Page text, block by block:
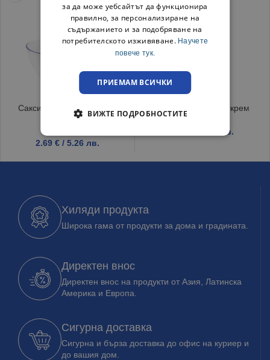
Саксия за орхидея Coubi
прозрачна
2.69 € / 5.26 лв.
Саксия Sandy Ф13 крем
/ 2.72 лв.
Хиляди продукта
Широка гама от продукти за дома и градината.
Директен внос
Директен внос на продукти от Азия, Латинска
Америка и Европа.
Сигурна доставка
Сигурна и бърза доставка до офис на куриер и
до вашия дом.
за да може уебсайтът да функционира
правилно, за персонализиране на
съдържанието и за подобряване на
потребителското изживяване. Научете
повече тук.
ПРИЕМАМ ВСИЧКИ
ВИЖТЕ ПОДРОБНОСТИТЕ